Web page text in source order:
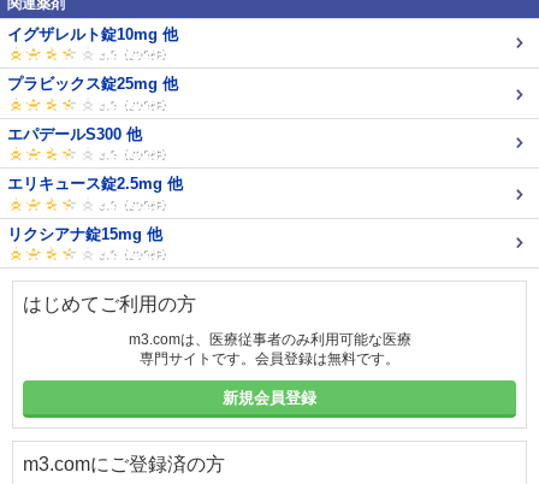
関連薬剤
イグザレルト錠10mg 他
プラビックス錠25mg 他
エパデールS300 他
エリキュース錠2.5mg 他
リクシアナ錠15mg 他
はじめてご利用の方
m3.comは、医療従事者のみ利用可能な医療
専門サイトです。会員登録は無料です。
新規会員登録
m3.comにご登録済の方